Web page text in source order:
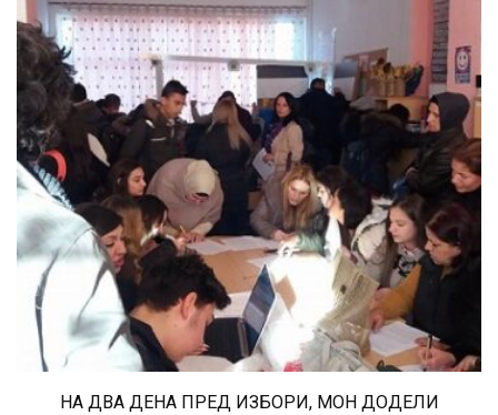
НА ДВА ДЕНА ПРЕД ИЗБОРИ, МОН ДОДЕЛИ